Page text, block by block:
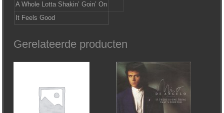
A Whole Lotta Shakin’ Goin’ On
It Feels Good
Gerelateerde producten